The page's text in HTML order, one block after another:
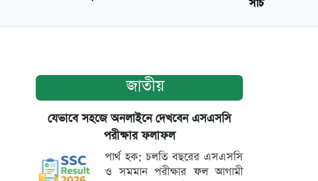
সার্চ
জাতীয়
যেভাবে সহজে অনলাইনে দেখবেন এসএসসি
পরীক্ষার ফলাফল
পার্থ হক: চলতি বছরের এসএসসি
ও সমমান পরীক্ষার ফল আগামী